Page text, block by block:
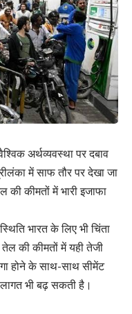
अर्थव्यवस्था पर दबाव
में साफ तौर पर देखा जा
की कीमतों में भारी इजाफा
भारत के लिए भी चिंता
की कीमतों में यही तेजी
होने के साथ-साथ सीमेंट
लागत भी बढ़ सकती है।